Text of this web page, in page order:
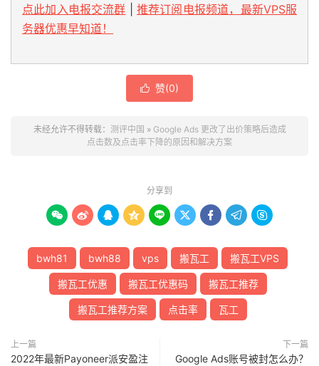
点此加入电报交流群
推荐订阅电报频道，最新VPS服
务器优惠早知道！
 赞(0)
未经允许不得转载： 测评中国 » Google Ads 更改了出价策略后造成
点击数及点击率下降的原因和解决方案
分享到
        
bwh81 bwh88 vps 搬瓦工 搬瓦工VPS
搬瓦工优惠 搬瓦工优惠码 搬瓦工推荐
搬瓦工推荐方案 点击率 瓦工
上一篇
2022年最新Payoneer派安盈注
下一篇
Google Ads账号被封怎么办？